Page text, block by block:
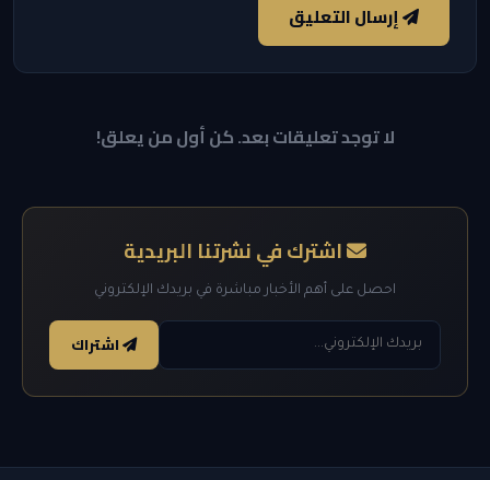
إرسال التعليق
لا توجد تعليقات بعد. كن أول من يعلق!
اشترك في نشرتنا البريدية
احصل على أهم الأخبار مباشرة في بريدك الإلكتروني
اشتراك